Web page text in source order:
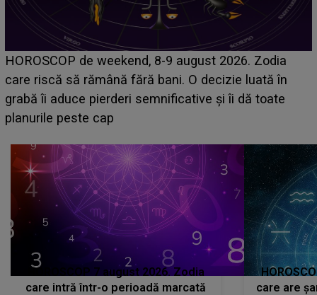
Emanuel a ținut ACEST DETALIU ASCUNS până
acum! În fața Alexandrei, concurentul din Casa Iubirii
face o MĂRTURISIRE NEAȘTEPTATĂ despre mama
sa: "I-am spus și ei în față, eu nu te iubesc pentru
HOROSCOP 7 august 2026. Zodia
care intră într-o perioadă marcată
care are